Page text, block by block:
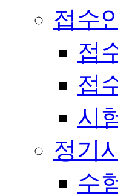
접수
접
접
시
정기
수